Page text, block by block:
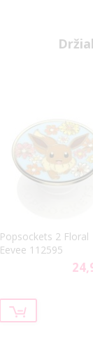
Popsockets 2 Floral
Eevee 112595